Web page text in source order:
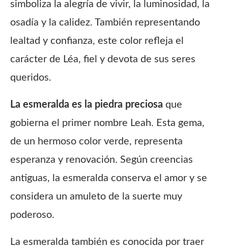
simboliza la alegría de vivir, la luminosidad, la
osadía y la calidez. También representando
lealtad y confianza, este color refleja el
carácter de Léa, fiel y devota de sus seres
queridos.
La esmeralda es la piedra preciosa que
gobierna el primer nombre Leah. Esta gema,
de un hermoso color verde, representa
esperanza y renovación. Según creencias
antiguas, la esmeralda conserva el amor y se
considera un amuleto de la suerte muy
poderoso.
La esmeralda también es conocida por traer